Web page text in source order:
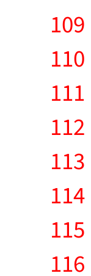
109
110
111
112
113
114
115
116